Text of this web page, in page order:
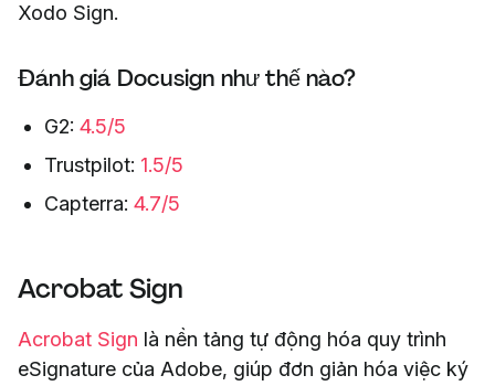
Xodo Sign.
Đánh giá Docusign như thế nào?
G2: 4.5/5
Trustpilot: 1.5/5
Capterra: 4.7/5
Acrobat Sign
Acrobat Sign là nền tảng tự động hóa quy trình
eSignature của Adobe, giúp đơn giản hóa việc ký